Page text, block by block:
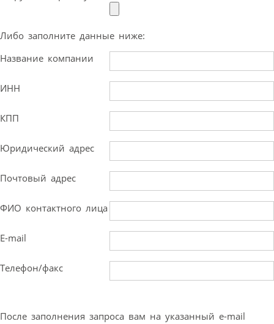
Либо заполните данные ниже:
Название компании
ИНН
КПП
Юридический адрес
Почтовый адрес
ФИО контактного лица
E-mail
Телефон/факс
После заполнения запроса вам на указанный e-mail